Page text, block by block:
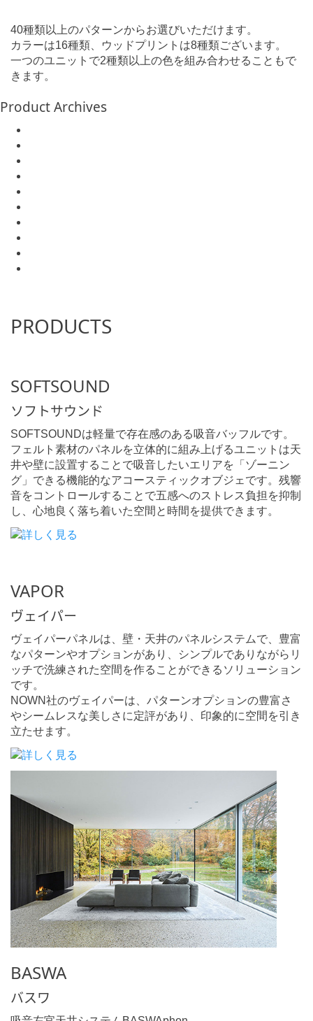
40種類以上のパターンからお選びいただけます。
カラーは16種類、ウッドプリントは8種類ございます。
一つのユニットで2種類以上の色を組み合わせることもで
きます。
Product Archives
PRODUCTS
SOFTSOUND
ソフトサウンド
SOFTSOUNDは軽量で存在感のある吸音バッフルです。
フェルト素材のパネルを立体的に組み上げるユニットは天
井や壁に設置することで吸音したいエリアを「ゾーニン
グ」できる機能的なアコースティックオブジェです。残響
音をコントロールすることで五感へのストレス負担を抑制
し、心地良く落ち着いた空間と時間を提供できます。
VAPOR
ヴェイパー
ヴェイパーパネルは、壁・天井のパネルシステムで、豊富
なパターンやオプションがあり、シンプルでありながらリ
ッチで洗練された空間を作ることができるソリューション
です。
NOWN社のヴェイパーは、パターンオプションの豊富さ
やシームレスな美しさに定評があり、印象的に空間を引き
立たせます。
BASWA
バスワ